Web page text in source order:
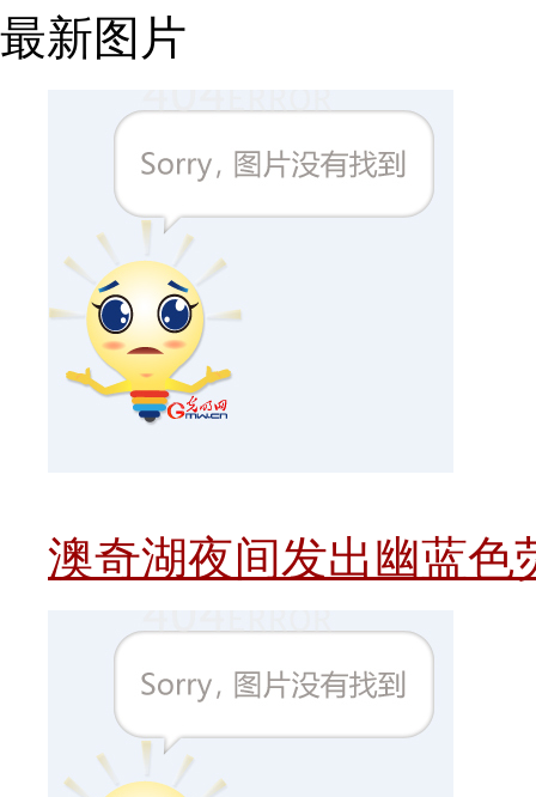
最新图片
澳奇湖夜间发出幽蓝色